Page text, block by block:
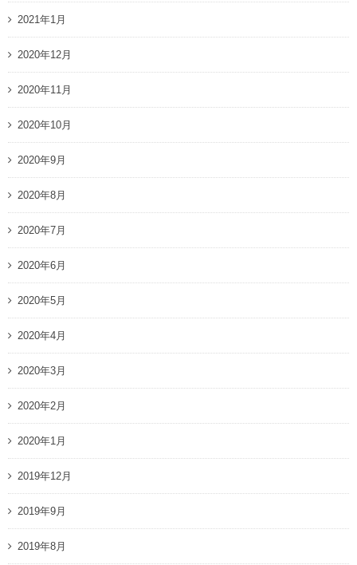
2021年1月
2020年12月
2020年11月
2020年10月
2020年9月
2020年8月
2020年7月
2020年6月
2020年5月
2020年4月
2020年3月
2020年2月
2020年1月
2019年12月
2019年9月
2019年8月